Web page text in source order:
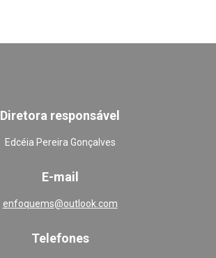
Diretora responsável
Edcéia Pereira Gonçalves
E-mail
enfoquems@outlook.com
Telefones